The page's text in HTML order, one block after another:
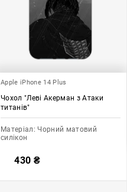
Apple iPhone 14 Plus
Чохол "Леві Акерман з Атаки
титанів"
Матеріал: Чорний матовий
силікон
430 ₴